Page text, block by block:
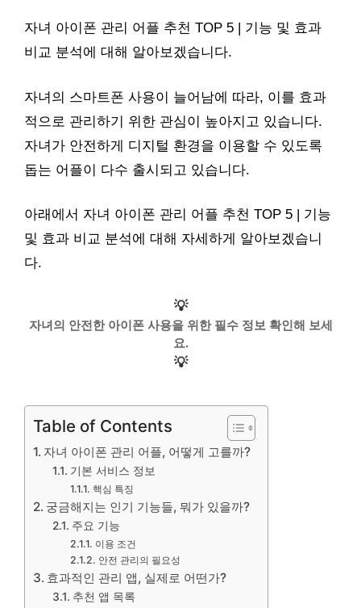
자녀 아이폰 관리 어플 추천 TOP 5 | 기능 및 효과
비교 분석에 대해 알아보겠습니다.
자녀의 스마트폰 사용이 늘어남에 따라, 이를 효과
적으로 관리하기 위한 관심이 높아지고 있습니다.
자녀가 안전하게 디지털 환경을 이용할 수 있도록
돕는 어플이 다수 출시되고 있습니다.
아래에서 자녀 아이폰 관리 어플 추천 TOP 5 | 기능
및 효과 비교 분석에 대해 자세하게 알아보겠습니
다.
💡
자녀의 안전한 아이폰 사용을 위한 필수 정보 확인해 보세
요.
💡
Table of Contents
자녀 아이폰 관리 어플, 어떻게 고를까?
기본 서비스 정보
핵심 특징
궁금해지는 인기 기능들, 뭐가 있을까?
주요 기능
이용 조건
안전 관리의 필요성
효과적인 관리 앱, 실제로 어떤가?
추천 앱 목록